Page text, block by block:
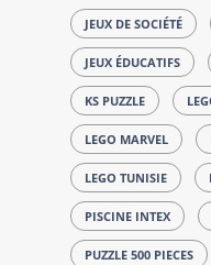
JEUX DE SOCIÉTÉ
JEUX ÉDUCATIFS
KS PUZZLE
LEGO MARVEL
LEGO TUNISIE
PISCINE INTEX
PUZZLE 500 PIECES